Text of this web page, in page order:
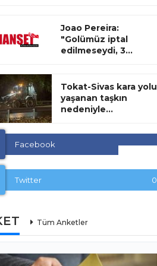
Joao Pereira:
"Golümüz iptal
edilmeseydi, 3...
Tokat-Sivas kara yolu
yaşanan taşkın
nedeniyle...
Facebook
Twitter 0
Tüm Anketler